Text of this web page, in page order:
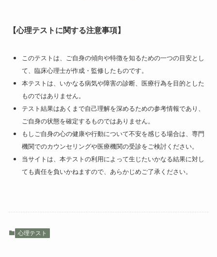
【心理テストに関する注意事項】
このテストは、ご自身の傾向や特徴を知るための一つの目安とし
て、臨床心理士が作成・監修したものです。
本テストは、いかなる病気や障害の診断、医療行為を目的とした
ものではありません。
テスト結果はあくまで自己理解を深めるための参考情報であり、
ご自身の状態を確定するものではありません。
もしご自身の心の健康や行動について不安を感じる場合は、専門
機関でのカウンセリングや医療機関の受診をご検討ください。
当サイトは、本テストの利用によって生じたいかなる結果に対し
ても責任を負いかねますので、あらかじめご了承ください。
心理テスト